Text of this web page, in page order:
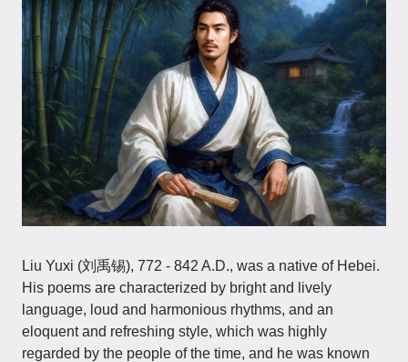
Liu Yuxi (刘禹锡), 772 - 842 A.D., was a native of Hebei.
His poems are characterized by bright and lively
language, loud and harmonious rhythms, and an
eloquent and refreshing style, which was highly
regarded by the people of the time, and he was known